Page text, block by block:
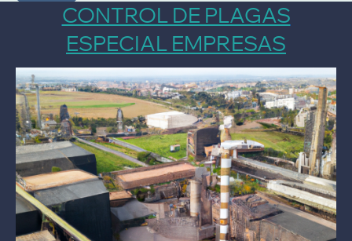
CONTROL DE PLAGAS
ESPECIAL EMPRESAS